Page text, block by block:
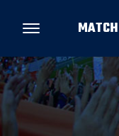
MATCH